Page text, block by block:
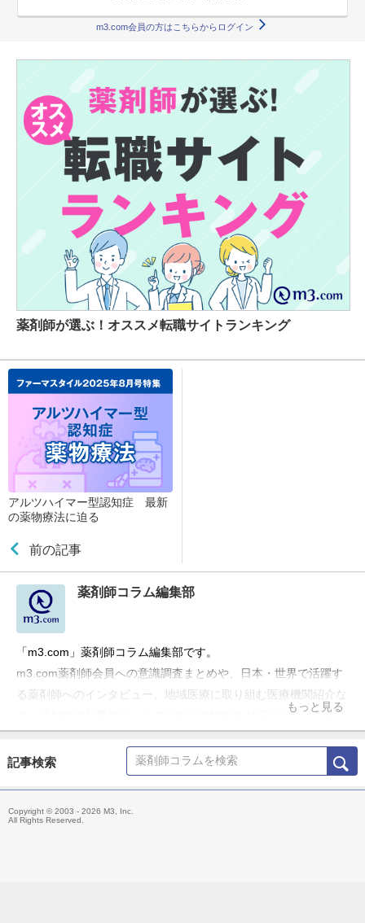
m3.com会員の方はこちらからログイン
薬剤師が選ぶ！オススメ転職サイトランキング
アルツハイマー型認知症 最新
の薬物療法に迫る
前の記事
薬剤師コラム編集部
「m3.com」薬剤師コラム編集部です。
m3.com薬剤師会員への意識調査まとめや、日本・世界で活躍す
る薬剤師へのインタビュー、地域医療に取り組む医療機関紹介な
ど、薬剤師の仕事やキャリアに役立つ情報をお届けしています。
もっと見る
記事検索
Copyright © 2003 - 2026 M3, Inc.
All Rights Reserved.